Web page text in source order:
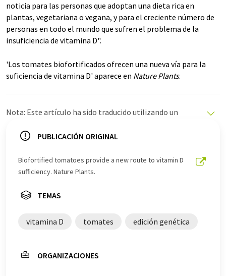
noticia para las personas que adoptan una dieta rica en
plantas, vegetariana o vegana, y para el creciente número de
personas en todo el mundo que sufren el problema de la
insuficiencia de vitamina D".
'Los tomates biofortificados ofrecen una nueva vía para la
suficiencia de vitamina D' aparece en Nature Plants.
Nota: Este artículo ha sido traducido utilizando un
ofrece estas traducciones automáticas para presentar
este artículo ha sido traducido con traducción
automática, es posible que contenga errores de
Inglés se puede encontrar
PUBLICACIÓN ORIGINAL
Biofortified tomatoes provide a new route to vitamin D
sufficiency. Nature Plants.
TEMAS
vitamina D tomates edición genética
ORGANIZACIONES